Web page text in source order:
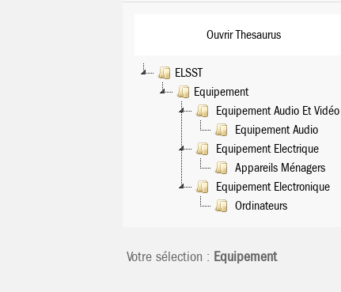
Ouvrir Thesaurus
ELSST
Equipement
Equipement Audio Et Vidéo
Equipement Audio
Equipement Electrique
Appareils Ménagers
Equipement Electronique
Ordinateurs
Votre sélection : Equipement